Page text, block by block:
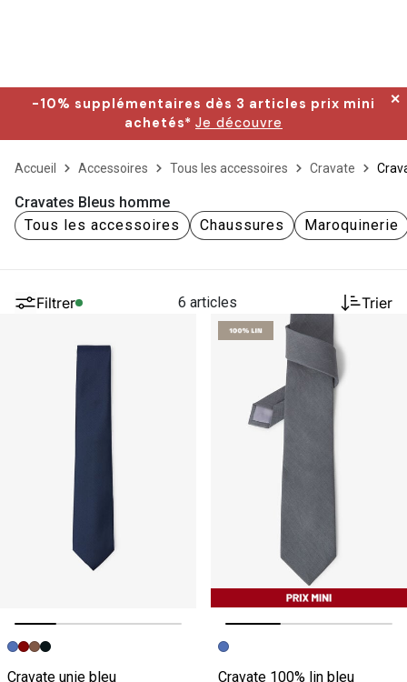
-10% supplémentaires dès 3 articles prix mini
achetés* Je découvre
✕
Accueil Accessoires Tous les accessoires Cravate
Cravates Bleus homme
Tous les accessoires
Chaussures Maroquinerie
Filtrer 6 articles Trier
Image précédente
Image suivante
Cravate unie bleu
Image précédente
Image suivante
Cravate 100% lin bleu